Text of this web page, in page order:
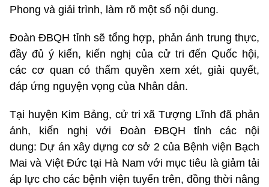
Phong và giải trình, làm rõ một số nội dung.
Đoàn ĐBQH tỉnh sẽ tổng hợp, phản ánh trung thực,
đầy đủ ý kiến, kiến nghị của cử tri đến Quốc hội,
các cơ quan có thẩm quyền xem xét, giải quyết,
đáp ứng nguyện vọng của Nhân dân.
Tại huyện Kim Bảng, cử tri xã Tượng Lĩnh đã phản
ánh, kiến nghị với Đoàn ĐBQH tỉnh các nội
dung: Dự án xây dựng cơ sở 2 của Bệnh viện Bạch
Mai và Việt Đức tại Hà Nam với mục tiêu là giảm tải
áp lực cho các bệnh viện tuyến trên, đồng thời nâng